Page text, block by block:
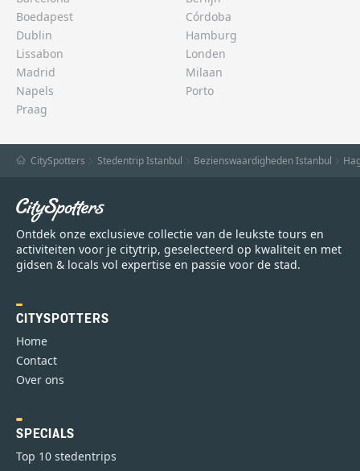
Boedapest
Córdoba
Dublin
Hamburg
Lissabon
Londen
Madrid
Milaan
Napels
Porto
Praag
CitySpotters Stedentrip Istanbul Bezienswaardigheden Istanbul
Ontdek onze exclusieve collectie van de leukste tours en
activiteiten voor je citytrip, geselecteerd op kwaliteit en met
gidsen & locals vol expertise en passie voor de stad.
CITYSPOTTERS
Home
Contact
Over ons
SPECIALS
Top 10 stedentrips